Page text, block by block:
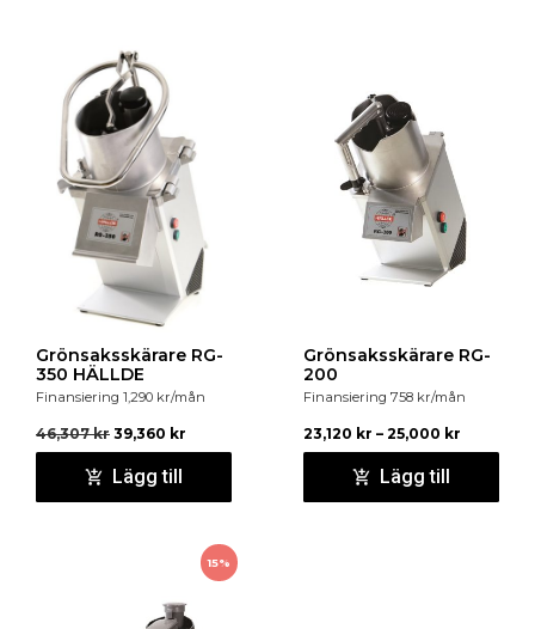
Grönsaksskärare RG-
350 HÄLLDE
Finansiering 1,290 kr/mån
46,307kr 39,360 kr
Lägg till
Grönsaksskärare RG-
200
Finansiering 758 kr/mån
23,120 kr – 25,000 kr
Lägg till
15%